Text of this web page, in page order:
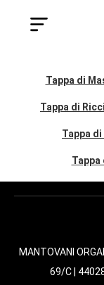
Tappa di
Tappa di
Tappa
Tappa
MANTOVANI
69/C |